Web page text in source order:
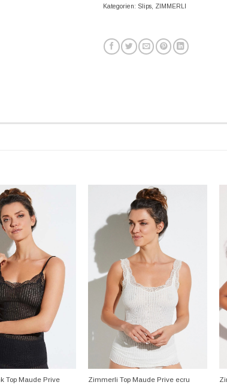
Kategorien: Slips ZIMMERLI
Top Maude Prive
Zimmerli Top Maude Prive ecru